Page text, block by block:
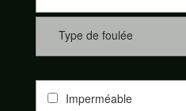
Type de foulée
Imperméable